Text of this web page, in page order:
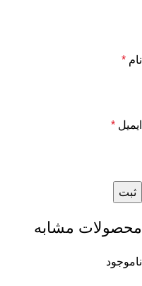
نام *
ایمیل *
محصولات مشابه
ناموجود